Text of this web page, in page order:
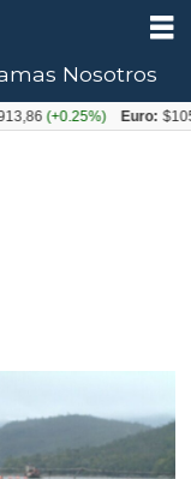
Nosotros
Euro: $1053,08